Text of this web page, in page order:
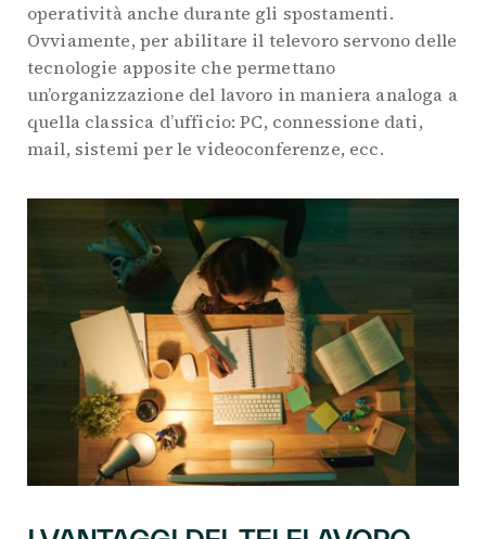
operatività anche durante gli spostamenti.
Ovviamente, per abilitare il televoro servono delle
tecnologie apposite che permettano
un’organizzazione del lavoro in maniera analoga a
quella classica d’ufficio: PC, connessione dati,
mail, sistemi per le videoconferenze, ecc.